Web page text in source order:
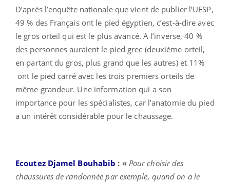
D’après l’enquête nationale que vient de publier l’UFSP,
49 % des Français ont le pied égyptien, c’est-à-dire avec
le gros orteil qui est le plus avancé. A l’inverse, 40 %
des personnes auraient le pied grec (deuxième orteil,
en partant du gros, plus grand que les autres) et 11%
ont le pied carré avec les trois premiers orteils de
même grandeur. Une information qui a son
importance pour les spécialistes, car l’anatomie du pied
a un intérêt considérable pour le chaussage.
Ecoutez Djamel Bouhabib : « Pour choisir des
chaussures de randonnée par exemple, quand on a le